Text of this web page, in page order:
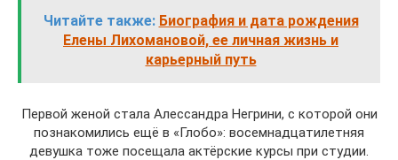
Читайте также: Биография и дата рождения
Елены Лихомановой, ее личная жизнь и
карьерный путь
Первой женой стала Алессандра Негрини, с которой они
познакомились ещё в «Глобо»: восемнадцатилетняя
девушка тоже посещала актёрские курсы при студии.